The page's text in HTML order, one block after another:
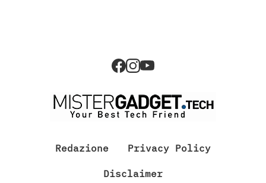
Redazione Privacy Policy
Disclaimer